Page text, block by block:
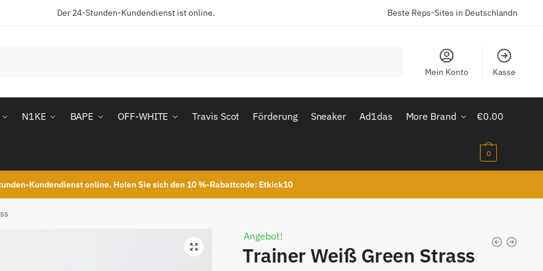
Der 24-Stunden-Kundendienst ist online. Beste Reps-Sites in Deutschlandn
Mein Konto Kasse
N1KE BAPE OFF-WHITE Travis Scot Förderung Sneaker Ad1das More Brand €0.00
0
Kundendienst online. Holen Sie sich den 10 %-Rabattcode: Etkick10
Angebot!
Trainer Weiß Green Strass